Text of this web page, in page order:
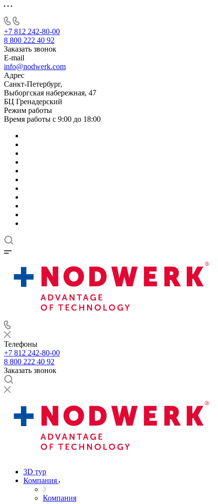
+7 812 242-80-00
8 800 222 40 92
Заказать звонок
E-mail
info@nodwerk.com
Адрес
Санкт-Петербург,
Выборгская набережная, 47
БЦ Гренадерский
Режим работы
Время работы с 9:00 до 18:00
Телефоны
+7 812 242-80-00
8 800 222 40 92
Заказать звонок
3D тур
Компания
Компания